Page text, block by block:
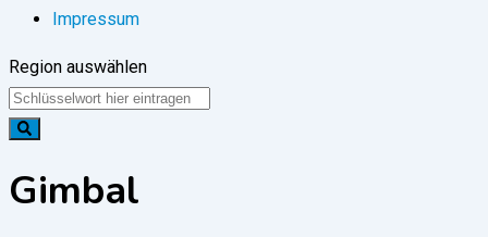
Impressum
Region auswählen
Gimbal